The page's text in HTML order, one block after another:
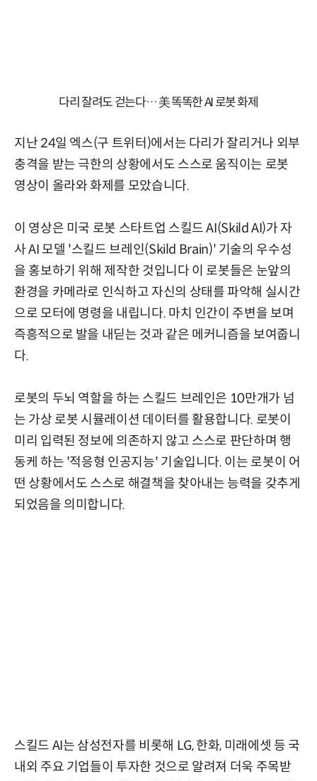
다리 잘려도 걷는다… 美 똑똑한 AI 로봇 화제
지난 24일 엑스(구 트위터)에서는 다리가 잘리거나 외부
충격을 받는 극한의 상황에서도 스스로 움직이는 로봇
영상이 올라와 화제를 모았습니다.
이 영상은 미국 로봇 스타트업 스킬드 AI(Skild AI)가 자
사 AI 모델 '스킬드 브레인(Skild Brain)' 기술의 우수성
을 홍보하기 위해 제작한 것입니다 이 로봇들은 눈앞의
환경을 카메라로 인식하고 자신의 상태를 파악해 실시간
으로 모터에 명령을 내립니다. 마치 인간이 주변을 보며
즉흥적으로 발을 내딛는 것과 같은 메커니즘을 보여줍니
다.
로봇의 두뇌 역할을 하는 스킬드 브레인은 10만개가 넘
는 가상 로봇 시뮬레이션 데이터를 활용합니다. 로봇이
미리 입력된 정보에 의존하지 않고 스스로 판단하며 행
동케 하는 '적응형 인공지능' 기술입니다. 이는 로봇이 어
떤 상황에서도 스스로 해결책을 찾아내는 능력을 갖추게
되었음을 의미합니다.
스킬드 AI는 삼성전자를 비롯해 LG, 한화, 미래에셋 등 국
내외 주요 기업들이 투자한 것으로 알려져 더욱 주목받